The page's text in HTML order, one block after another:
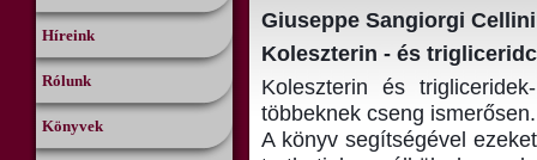
Híreink
Rólunk
Könyvek
Giuseppe Sangiorgi
Koleszterin - és
Koleszterin és
többeknek cseng ismerősen.
A könyv segítségével